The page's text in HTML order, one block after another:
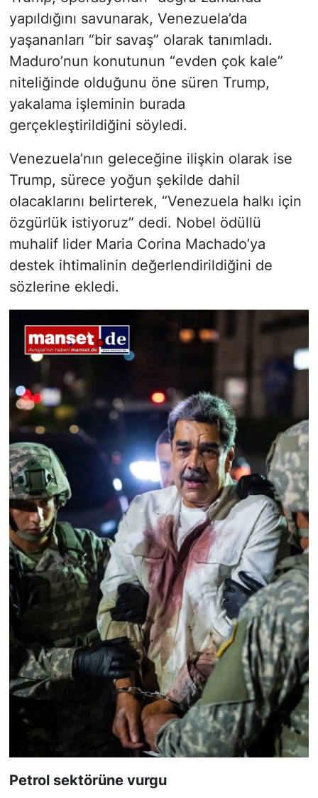
yapıldığını savunarak, Venezuela’da
yaşananları “bir savaş” olarak tanımladı.
Maduro’nun konutunun “evden çok kale”
niteliğinde olduğunu öne süren Trump,
yakalama işleminin burada
gerçekleştirildiğini söyledi.
Venezuela’nın geleceğine ilişkin olarak ise
Trump, sürece yoğun şekilde dahil
olacaklarını belirterek, “Venezuela halkı için
özgürlük istiyoruz” dedi. Nobel ödüllü
muhalif lider Maria Corina Machado’ya
destek ihtimalinin değerlendirildiğini de
sözlerine ekledi.
Petrol sektörüne vurgu